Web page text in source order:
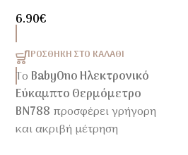
6.90€
ΠΡΟΣΘΉΚΗ ΣΤΟ ΚΑΛΆΘΙ
Το BabyOno Ηλεκτρονικό
Εύκαμπτο Θερμόμετρο
BN788 προσφέρει γρήγορη
και ακριβή μέτρηση